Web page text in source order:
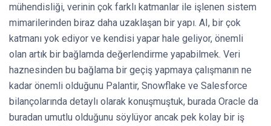
mühendisliği, verinin çok farklı katmanlar ile işlenen sistem
mimarilerinden biraz daha uzaklaşan bir yapı. AI, bir çok
katmanı yok ediyor ve kendisi yapar hale geliyor, önemli
olan artık bir bağlamda değerlendirme yapabilmek. Veri
haznesinden bu bağlama bir geçiş yapmaya çalışmanın ne
kadar önemli olduğunu Palantir, Snowflake ve Salesforce
bilançolarında detaylı olarak konuşmuştuk, burada Oracle da
buradan umutlu olduğunu söylüyor ancak pek kolay bir iş